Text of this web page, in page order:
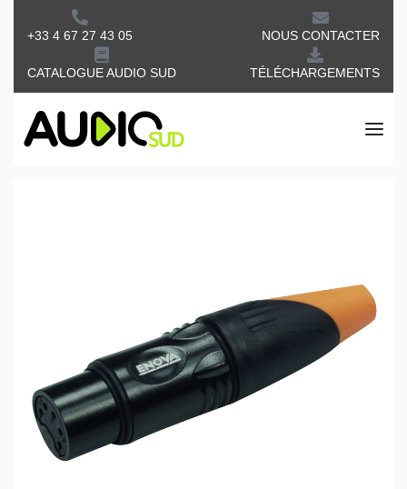
+33 4 67 27 43 05 NOUS CONTACTER
CATALOGUE AUDIO SUD TÉLÉCHARGEMENTS